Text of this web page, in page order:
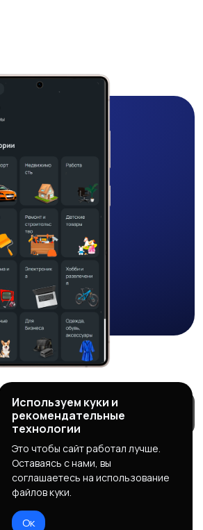
Используем куки и
рекомендательные
технологии
Это чтобы сайт работал лучше.
Оставаясь с нами, вы
соглашаетесь на использование
файлов куки.
Ок